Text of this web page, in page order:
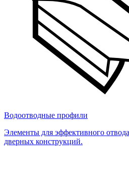
Водоотводные профили
Элементы для эффективного
дверных конструкций.